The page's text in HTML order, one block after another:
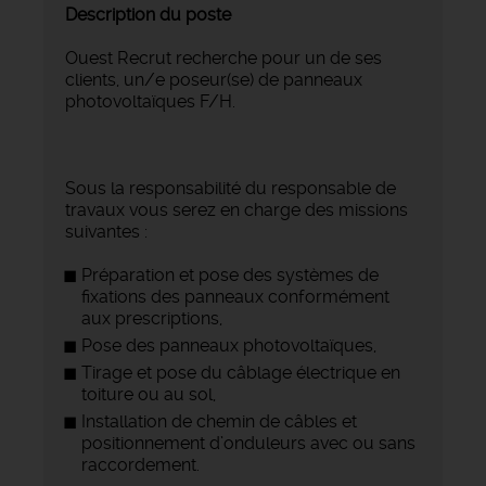
Description du poste
Ouest Recrut recherche pour un de ses
clients, un/e poseur(se) de panneaux
photovoltaïques F/H.
Sous la responsabilité du responsable de
travaux vous serez en charge des missions
suivantes :
Préparation et pose des systèmes de
fixations des panneaux conformément
aux prescriptions,
Pose des panneaux photovoltaïques,
Tirage et pose du câblage électrique en
toiture ou au sol,
Installation de chemin de câbles et
positionnement d’onduleurs avec ou sans
raccordement.